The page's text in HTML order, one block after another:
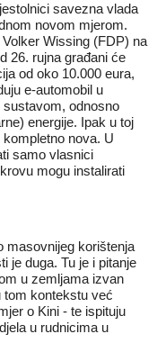
savezna vlada
novom mjerom.
Wissing (FDP) na
26. rujna građani će
od oko 10.000 eura,
e-automobil u
odnosno
energije. Ipak u toj
nova. U
samo vlasnici
mogu instalirati
masovnijeg korištenja
je duga. Tu je i pitanje
u zemljama izvan
tom kontekstu već
o Kini - te ispituju
u rudnicima u